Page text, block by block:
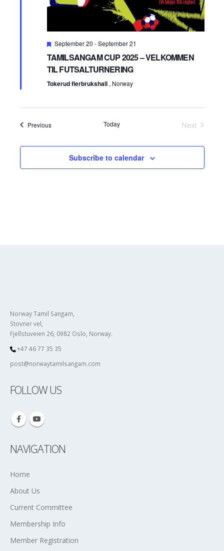
Featured
September 20 -September 21
TAMILSANGAM CUP 2025 – VELKOMMEN
TIL FUTSALTURNERING
Tokerud flerbrukshall , Norway
PreviousEvents Today
Next
Subscribe to calendar
Norway Tamil Sangam,
Stovner vel,
Fjellstuveien 26, 0982 Oslo, Norway.
+47 46 77 35 35
post@norwaytamilsangam.com
FOLLOW US
NAVIGATION
Home
About Us
Current Committee
Membership Info
Member Registration